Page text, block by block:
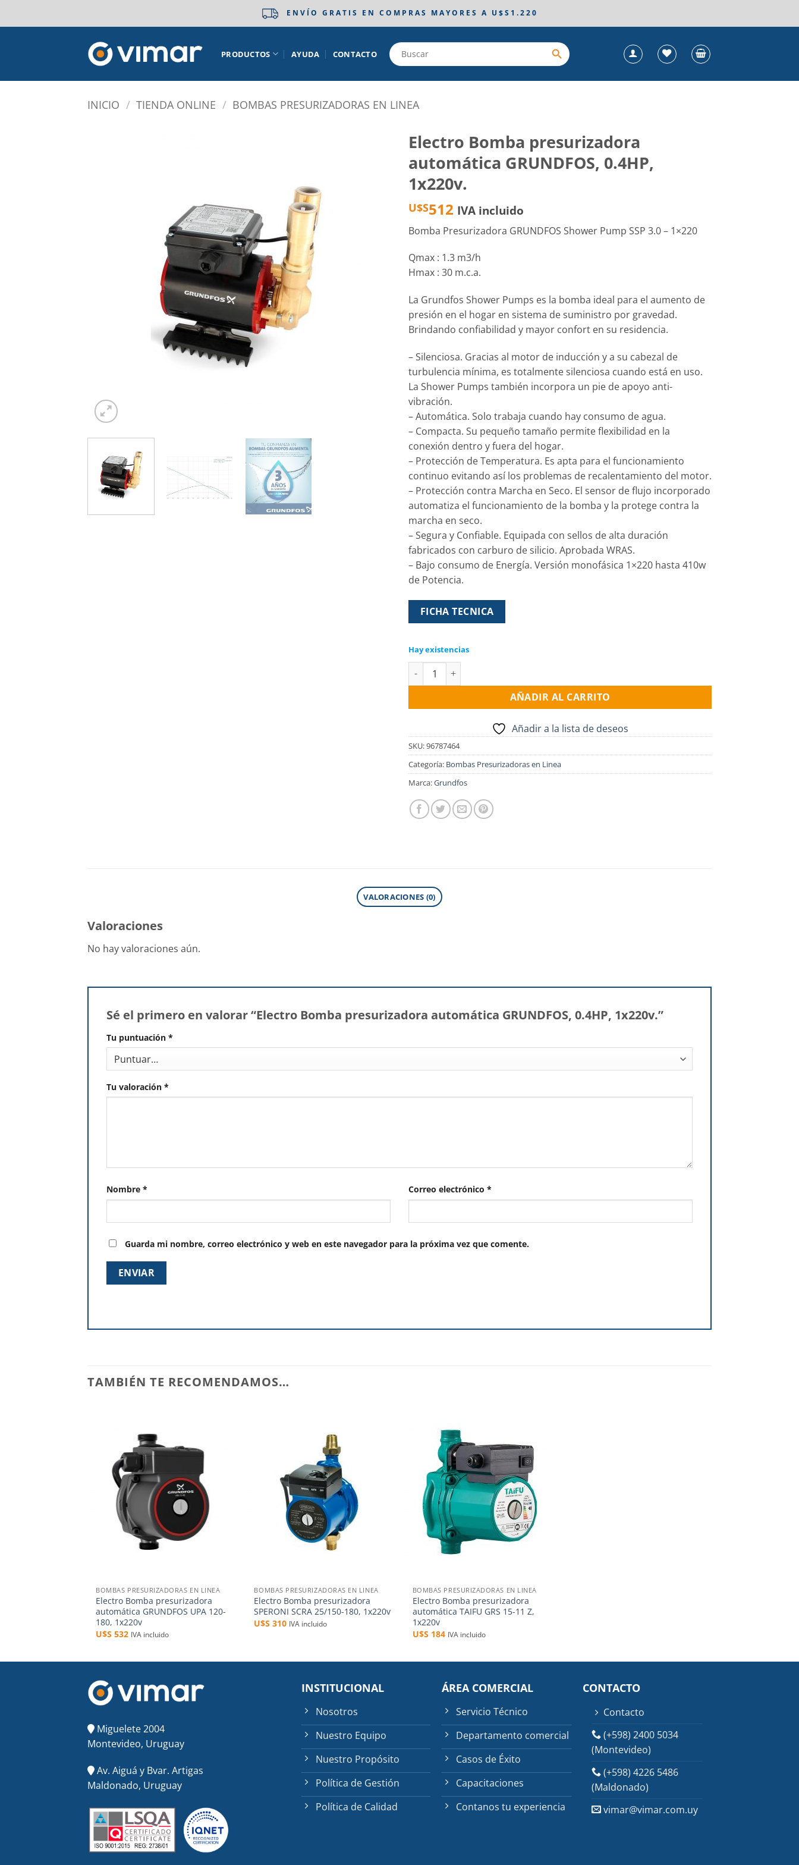
ENVÍO GRATIS EN COMPRAS MAYORES A U$S1.220
PRODUCTOS AYUDA CONTACTO
INICIO / TIENDA ONLINE / BOMBAS PRESURIZADORAS EN LINEA
Electro Bomba presurizadora
automática GRUNDFOS, 0.4HP,
1x220v.
U$S512 IVA incluido
Bomba Presurizadora GRUNDFOS Shower Pump SSP 3.0 – 1×220
Qmax : 1.3 m3/h
Hmax : 30 m.c.a.
La Grundfos Shower Pumps es la bomba ideal para el aumento de
presión en el hogar en sistema de suministro por gravedad.
Brindando confiabilidad y mayor confort en su residencia.
– Silenciosa. Gracias al motor de inducción y a su cabezal de
turbulencia mínima, es totalmente silenciosa cuando está en uso.
La Shower Pumps también incorpora un pie de apoyo anti-
vibración.
– Automática. Solo trabaja cuando hay consumo de agua.
– Compacta. Su pequeño tamaño permite flexibilidad en la
conexión dentro y fuera del hogar.
– Protección de Temperatura. Es apta para el funcionamiento
continuo evitando así los problemas de recalentamiento del motor.
– Protección contra Marcha en Seco. El sensor de flujo incorporado
automatiza el funcionamiento de la bomba y la protege contra la
marcha en seco.
– Segura y Confiable. Equipada con sellos de alta duración
fabricados con carburo de silicio. Aprobada WRAS.
– Bajo consumo de Energía. Versión monofásica 1×220 hasta 410w
de Potencia.
FICHA TECNICA
Hay existencias
Electro Bomba presurizadora automática GRUNDFOS, 0.4HP, 1x220v. cantidad
AÑADIR AL CARRITO
Añadir a la lista de deseos
SKU:96787464
Categoría: Bombas Presurizadoras en Linea
Marca:Grundfos
VALORACIONES (0)
Valoraciones
No hay valoraciones aún.
Sé el primero en valorar “Electro Bomba presurizadora automática GRUNDFOS, 0.4HP, 1x220v.”
Tu puntuación *
Tu valoración *
Nombre * Correo electrónico *
Guarda mi nombre, correo electrónico y web en este navegador para la próxima vez que comente.
TAMBIÉN TE RECOMENDAMOS…
lista de
deseos
BOMBAS PRESURIZADORAS EN LINEA
Electro Bomba presurizadora
automática GRUNDFOS UPA 120-
180, 1x220v
U$S532 IVA incluido
BOMBAS PRESURIZADORAS EN LINEA
Electro Bomba presurizadora
SPERONI SCRA 25/150-180, 1x220v
U$S310 IVA incluido
a la
lista de
deseos
BOMBAS PRESURIZADORAS EN LINEA
Electro Bomba presurizadora
automática TAIFU GRS 15-11 Z,
1x220v
U$S 184 IVA incluido
Miguelete 2004
Montevideo, Uruguay
Av. Aiguá y Bvar. Artigas
Maldonado, Uruguay
INSTITUCIONAL
Nosotros
Nuestro Equipo
Nuestro Propósito
Política de Gestión
Política de Calidad
ÁREA COMERCIAL
Servicio Técnico
Departamento comercial
Casos de Éxito
Capacitaciones
Contanos tu experiencia
CONTACTO
Contacto
(+598) 2400 5034
(Montevideo)
(+598) 4226 5486
(Maldonado)
vimar@vimar.com.uy